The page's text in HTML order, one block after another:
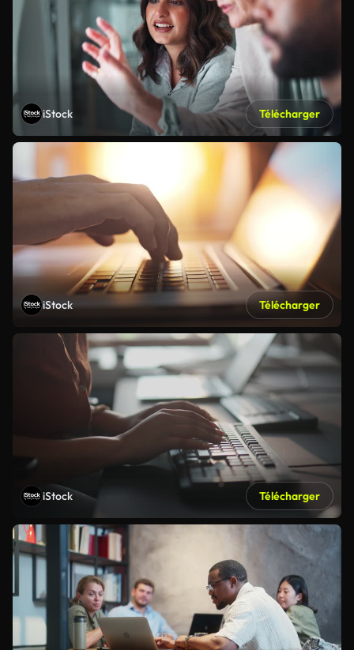
iStock Télécharger
iStock Télécharger
iStock Télécharger